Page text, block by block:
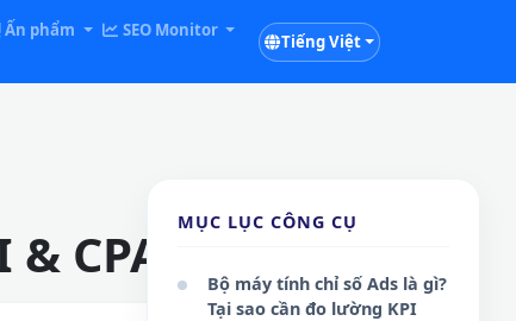
Ấn phẩm SEO Monitor
Tiếng Việt
CPA Online
MỤC LỤC CÔNG CỤ
Bộ máy tính chỉ số Ads là gì?
Tại sao cần đo lường KPI